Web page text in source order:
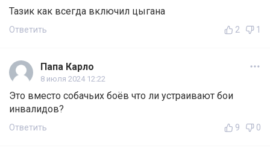
Тазик как всегда включил цыгана
Ответить 2 1
Папа Карло
8 июля 2024 12:22
Это вместо собачьих боёв что ли устраивают бои
инвалидов?
Ответить 9 0